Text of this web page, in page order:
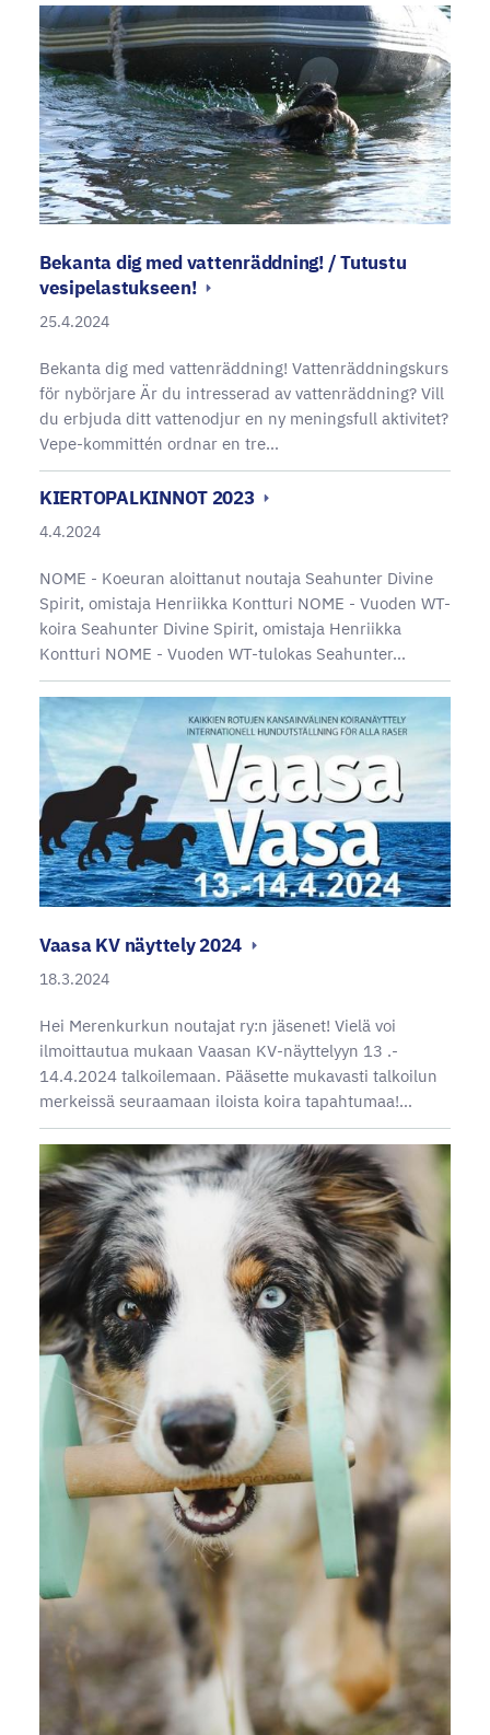
Bekanta dig med vattenräddning! / Tutustu
vesipelastukseen!
25.4.2024
Bekanta dig med vattenräddning! Vattenräddningskurs
för nybörjare Är du intresserad av vattenräddning? Vill
du erbjuda ditt vattenodjur en ny meningsfull aktivitet?
Vepe-kommittén ordnar en tre…
KIERTOPALKINNOT 2023
4.4.2024
NOME - Koeuran aloittanut noutaja Seahunter Divine
Spirit, omistaja Henriikka Kontturi NOME - Vuoden WT-
koira Seahunter Divine Spirit, omistaja Henriikka
Kontturi NOME - Vuoden WT-tulokas Seahunter…
Vaasa KV näyttely 2024
18.3.2024
Hei Merenkurkun noutajat ry:n jäsenet! Vielä voi
ilmoittautua mukaan Vaasan KV-näyttelyyn 13 .-
14.4.2024 talkoilemaan. Pääsette mukavasti talkoilun
merkeissä seuraamaan iloista koira tapahtumaa!…